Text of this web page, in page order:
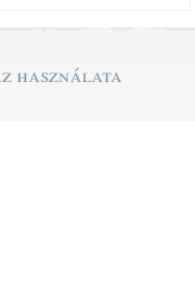
használata